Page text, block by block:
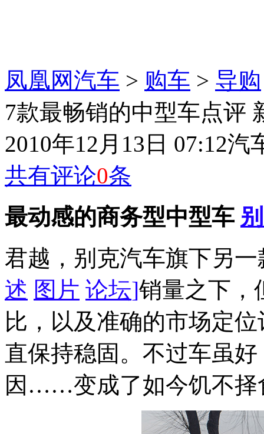
凤凰网汽车 > 购车 > 导购
7款最畅销的中型车点评
2010年12月13日 07:12汽
共有评论0条
最动感的商务型中型车
君越，别克汽车旗下另一
述 图片 论坛]销量之下，
比，以及准确的市场定
直保持稳固。不过车虽
因……变成了如今饥不择